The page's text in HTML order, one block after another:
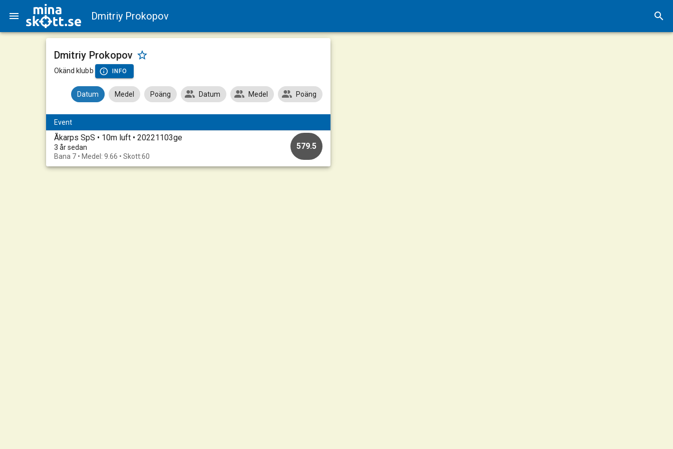
Dmitriy Prokopov
Dmitriy Prokopov
Okänd klubb INFO
Datum Medel Poäng Datum Medel Poäng
Event
Åkarps SpS • 10m luft • 20221103ge
3 år sedan
Bana 7 • Medel: 9.66 • Skott:60
579.5